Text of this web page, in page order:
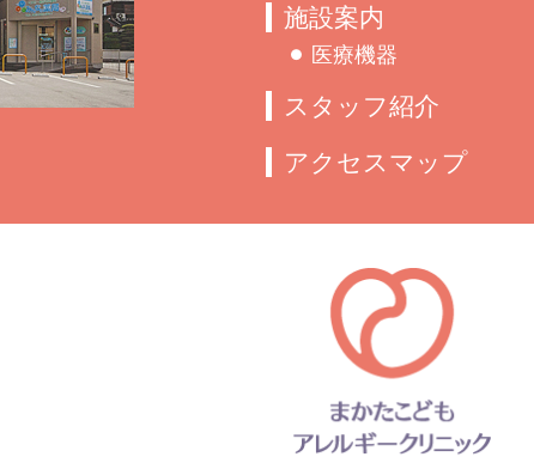
施設案内
医療機器
スタッフ紹介
アクセスマップ